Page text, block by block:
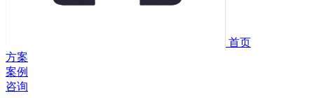
首页
方案
案例
咨询